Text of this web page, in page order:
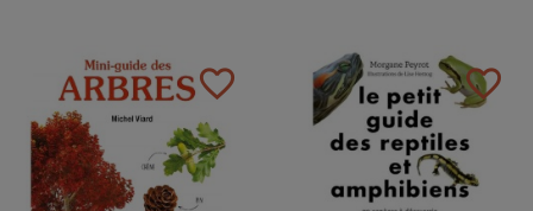
favorite_border favorite_border